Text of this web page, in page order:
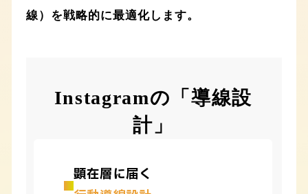
線）を戦略的に最適化します。
Instagramの「導線設
計」
顕在層に届く